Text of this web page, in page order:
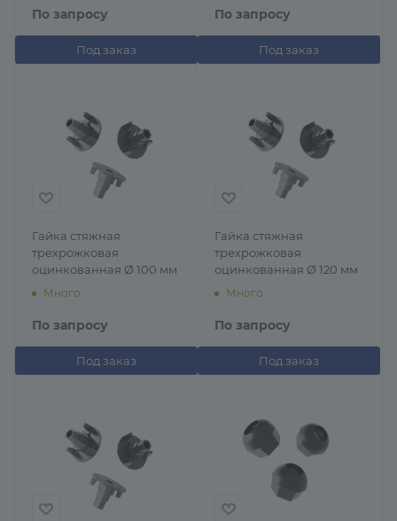
По запросу
Под заказ
По запросу
Под заказ
Гайка стяжная
трехрожковая
оцинкованная Ø 100 мм
Много
По запросу
Под заказ
Гайка стяжная
трехрожковая
оцинкованная Ø 120 мм
Много
По запросу
Под заказ